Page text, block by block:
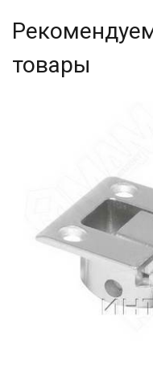
товары